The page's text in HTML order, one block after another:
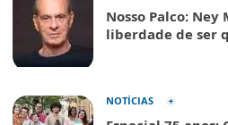
Nosso Palco: Ney
liberdade de ser
NOTÍCIAS